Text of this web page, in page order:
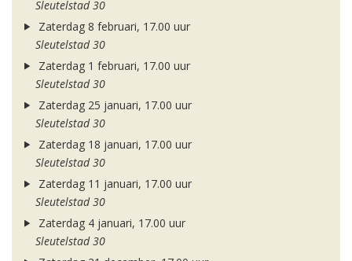
Sleutelstad 30
Zaterdag 8 februari, 17.00 uur
Sleutelstad 30
Zaterdag 1 februari, 17.00 uur
Sleutelstad 30
Zaterdag 25 januari, 17.00 uur
Sleutelstad 30
Zaterdag 18 januari, 17.00 uur
Sleutelstad 30
Zaterdag 11 januari, 17.00 uur
Sleutelstad 30
Zaterdag 4 januari, 17.00 uur
Sleutelstad 30